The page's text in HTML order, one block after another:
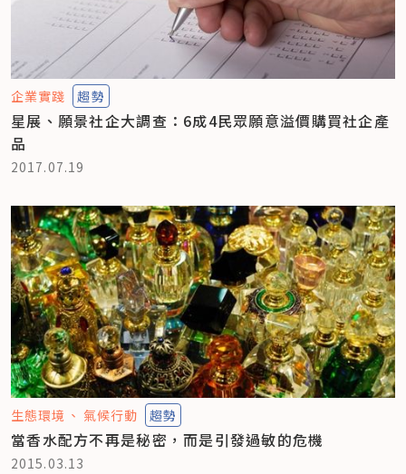
企業實踐 趨勢
星展、願景社企大調查：6成4民眾願意溢價購買社企產
品
2017.07.19
生態環境 氣候行動 趨勢
當香水配方不再是秘密，而是引發過敏的危機
2015.03.13